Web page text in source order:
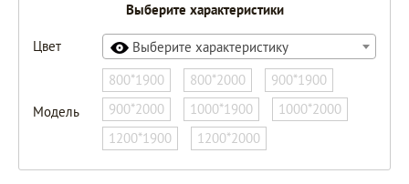
Выберите характеристики
Цвет Выберите характеристику
Модель
800*1900 800*2000
900*1900
900*2000
1000*1900
1000*2000
1200*1900
1200*2000